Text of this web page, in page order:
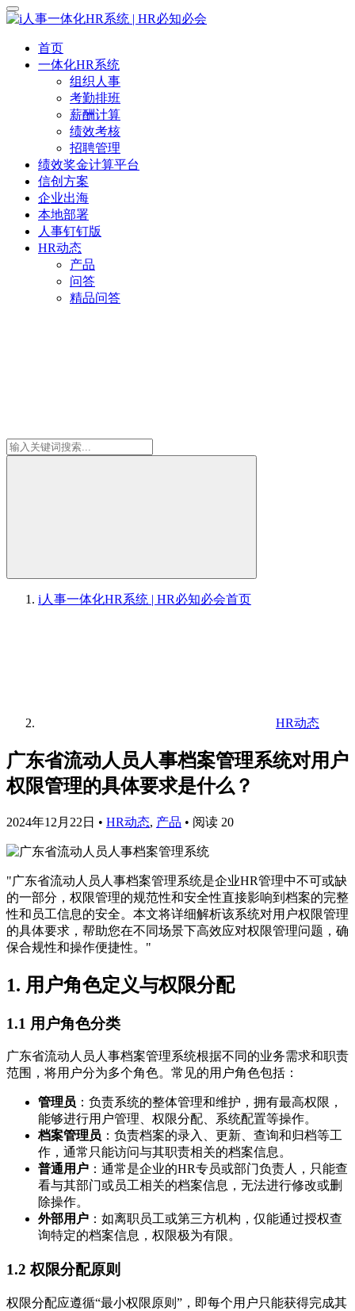
首页
一体化HR系统
组织人事
考勤排班
薪酬计算
绩效考核
招聘管理
绩效奖金计算平台
信创方案
企业出海
本地部署
人事钉钉版
HR动态
产品
问答
精品问答
i人事一体化HR系统 | HR必知必会首页
HR动态
广东省流动人员人事档案管理系统对用户
权限管理的具体要求是什么？
2024年12月22日 • HR动态, 产品 • 阅读 20
"广东省流动人员人事档案管理系统是企业HR管理中不可或缺
的一部分，权限管理的规范性和安全性直接影响到档案的完整
性和员工信息的安全。本文将详细解析该系统对用户权限管理
的具体要求，帮助您在不同场景下高效应对权限管理问题，确
保合规性和操作便捷性。"
1. 用户角色定义与权限分配
1.1 用户角色分类
广东省流动人员人事档案管理系统根据不同的业务需求和职责
范围，将用户分为多个角色。常见的用户角色包括：
管理员 ：负责系统的整体管理和维护，拥有最高权限，
能够进行用户管理、权限分配、系统配置等操作。
档案管理员 ：负责档案的录入、更新、查询和归档等工
作，通常只能访问与其职责相关的档案信息。
普通用户 ：通常是企业的HR专员或部门负责人，只能查
看与其部门或员工相关的档案信息，无法进行修改或删
除操作。
外部用户 ：如离职员工或第三方机构，仅能通过授权查
询特定的档案信息，权限极为有限。
1.2 权限分配原则
权限分配应遵循“最小权限原则”，即每个用户只能获得完成其